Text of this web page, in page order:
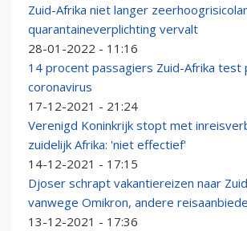
Zuid-Afrika niet langer
quarantaineverplichting vervalt
28-01-2022 - 11:16
14 procent passagiers Zuid-Afrika test
coronavirus
17-12-2021 - 21:24
Verenigd Koninkrijk stopt met
zuidelijk Afrika: 'niet effectief'
14-12-2021 - 17:15
Djoser schrapt vakantiereizen naar
vanwege Omikron, andere
13-12-2021 - 17:36